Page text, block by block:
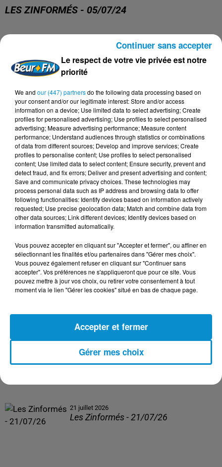
LES ZINFORMÉS - 05/07/24
Les Zinformés, le rendez-vous avec l'actualité, tous les
DERNIERS PODCASTS
24 juillet 2026
Les Zinformés - 24/07/26
23 juillet 2026
Les Zinformés - 23/07/26
22 juillet 2026
Les Zinformés - 22/07/26
21 juillet 2026
Les Zinformés - 21/07/26
Le respect de votre vie privée est notre
priorité
We and our (447) partnersdo the following data processing based on
your consent and/or our legitimate interest: Store and/or access
information on a device; Use limited data to select advertising; Create
profiles for personalised advertising; Use profiles to select personalised
advertising; Measure advertising performance; Measure content
performance; Understand audiences through statistics or combinations
of data from different sources; Develop and improve services; Create
profiles to personalise content; Use profiles to select personalised
content; Use limited data to select content; Ensure security, prevent and
detect fraud, and fix errors; Deliver and present advertising and content;
Save and communicate privacy choices. These technologies may
process personal data such as IP address and browsing data to offer
following functionalities: Identify devices based on information actively
requested; Use precise geolocation data; Match and combine data from
other data sources; Link different devices; Identify devices based on
information transmitted automatically.
Vous pouvez accepter en cliquant sur "Accepter et fermer", ou affiner en
sélectionnant les finalités et/ou partenaires dans "Gérer mes choix".
Vous pouvez également refuser en cliquant sur "Continuer sans
accepter". Vos préférences ne s'appliqueront que pour ce site. Vous
pouvez mettre à jour vos choix, ou retirer votre consentement à tout
moment via le lien "Gérer les cookies" situé en bas de chaque page.
Gérer mes choix
Accepter et fermer
Continuer sans accepter